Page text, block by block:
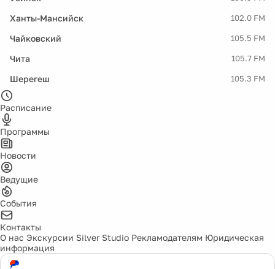
Ханты-Мансийск 102.0 FM
Чайковский 105.5 FM
Чита 105.7 FM
Шерегеш 105.3 FM
Расписание
Программы
Новости
Ведущие
События
Контакты
О нас Экскурсии Silver Studio Рекламодателям Юридическая
информация